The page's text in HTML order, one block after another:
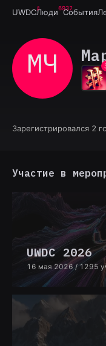
UWDCЛюди6932
События
МЧ
5
Зарегистрировался 2
Участие в
UWDC 2026
16 мая 2026 / 1295